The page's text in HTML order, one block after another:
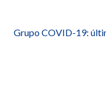
Grupo COVID-19: